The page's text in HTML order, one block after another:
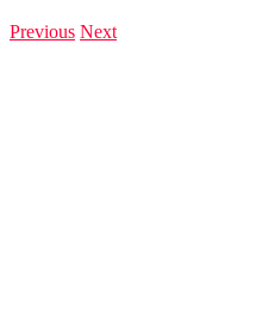
Previous Next